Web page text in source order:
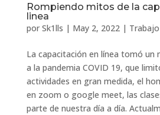
Rompiendo mitos de la
linea
por Sk1lls | May 2, 2022|
La capacitación en línea tomó un
a la pandemia COVID 19, que
actividades en gran medida, el
en zoom o google meet, las
parte de nuestra día a día.